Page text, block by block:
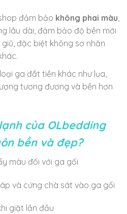
đảm bảo không phai màu,
lâu dài, đảm bảo độ bền mới
đặc biệt không sơ nhăn
ga đắt tiền khác như lụa,
tương đương và bền hơn
của OLbedding
bền và đẹp?
màu đối với ga gối
và cứng chà sát vào ga gối
giặt lần đầu